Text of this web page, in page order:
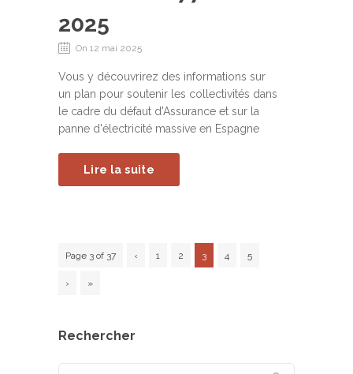
2025
On 12 mai 2025
Vous y découvrirez des informations sur
un plan pour soutenir les collectivités dans
le cadre du défaut d'Assurance et sur la
panne d'électricité massive en Espagne
Lire la suite
Page 3 of 37 ‹ 1 2 3 4 5
› »
Rechercher